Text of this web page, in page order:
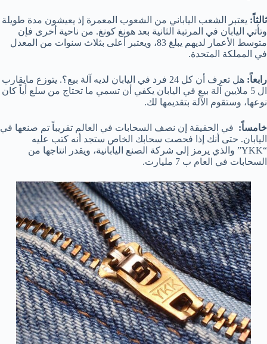
ثالثاً: يعتبر الشعب الياباني من الشعوب المعمرة إذ يعيشون مدة طويلة
وتأتي اليابان في المرتبة الثانية بعد هونغ كونغ. من ناحية أخرى فإن
متوسط الأعمار لديهم يبلغ 83، ويعتبر أعلى بثلاث سنوات من المعدل
في المملكة المتحدة.
رابعاً:
هل تعرف أن كل 24 فرد في اليابان لديه آلة بيع؟. يتوزع مايقارب
ال 5 ملايين آلة بيع في اليابان يكفي أن تسمي ما تحتاج من سلع أياً كان
نوعها، وستقوم الآلة بتقديمها لك.
خامساً: في الحقيقة إن نصف السحابات في العالم تقريباً تم صنعها في
اليابان. حتى أنك إذا فحصت سحابك الخاص ستجد أنه كتب عليه
“YKK” والذي يرمز إلى شركة الصنع اليابانية، ويقدر انتاجها من
السحابات في العام ب 7 مليارت.